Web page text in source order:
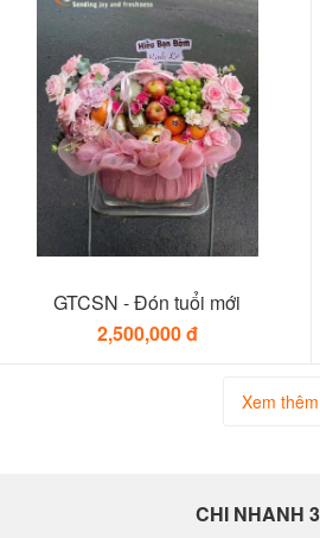
GTCSN - Đón tuổi mới
2,500,000 đ
Xem
CHI NHANH